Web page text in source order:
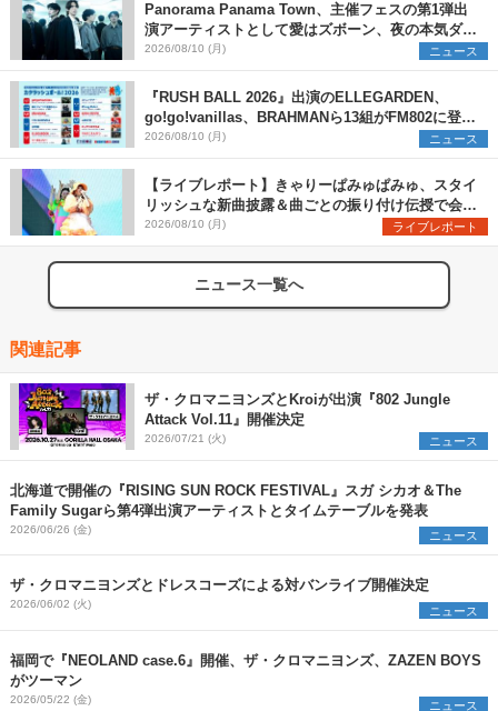
Panorama Panama Town、主催フェスの第1弾出
演アーティストとして愛はズボーン、夜の本気ダン
スらを発表 「plus∈you」のMVも公開に
2026/08/10 (月) ニュース
『RUSH BALL 2026』出演のELLEGARDEN、
go!go!vanillas、BRAHMANら13組がFM802に登
場、他出演アーティストの“渾身の1曲”をセレクト
2026/08/10 (月) ニュース
【ライブレポート】きゃりーぱみゅぱみゅ、スタイ
リッシュな新曲披露＆曲ごとの振り付け伝授で会場
を盛り上げまくる！＜LuckyFes’26＞
2026/08/10 (月) ライブレポート
ニュース一覧へ
関連記事
ザ・クロマニヨンズとKroiが出演『802 Jungle
Attack Vol.11』開催決定
2026/07/21 (火) ニュース
北海道で開催の『RISING SUN ROCK FESTIVAL』スガ シカオ＆The
Family Sugarら第4弾出演アーティストとタイムテーブルを発表
2026/06/26 (金) ニュース
ザ・クロマニヨンズとドレスコーズによる対バンライブ開催決定
2026/06/02 (火) ニュース
福岡で『NEOLAND case.6』開催、ザ・クロマニヨンズ、ZAZEN BOYS
がツーマン
2026/05/22 (金) ニュース